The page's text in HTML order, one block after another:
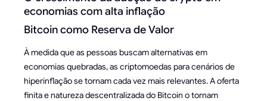
economias com alta inflação
Bitcoin como Reserva de Valor
À medida que as pessoas buscam alternativas em
economias quebradas, as criptomoedas para cenários de
hiperinflação se tornam cada vez mais relevantes. A oferta
finita e natureza descentralizada do Bitcoin o tornam